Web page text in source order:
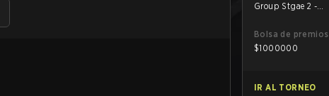
Group Stgae 2 -
Bolsa de premios
$1000000
IR AL TORNEO